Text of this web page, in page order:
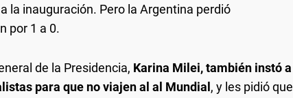
la inauguración. Pero la Argentina perdió
por 1 a 0.
de la Presidencia, Karina Milei, también instó a
para que no viajen al al Mundial , y les pidió que